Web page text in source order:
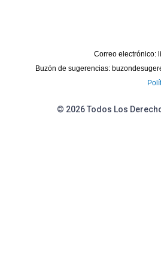
Correo electrónico:
Buzón de sugerencias:
© 2026 Todos Los